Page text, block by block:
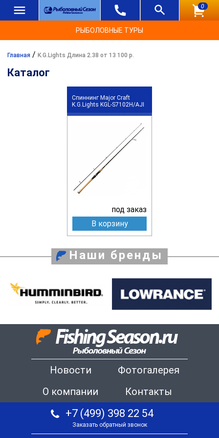
0
РЫБОЛОВНЫЕ ТУРЫ
Главная / K.G.Lights Длина 2.38 от 13 100 р.
Каталог
Спиннинг Major Craft
K.G.Lights KGL-S7102H/AJI
под заказ
В корзину
Наши бренды
Новости
Фотогалерея
О компании
Контакты
+7 (499) 398 22 54
Заказать обратный звонок